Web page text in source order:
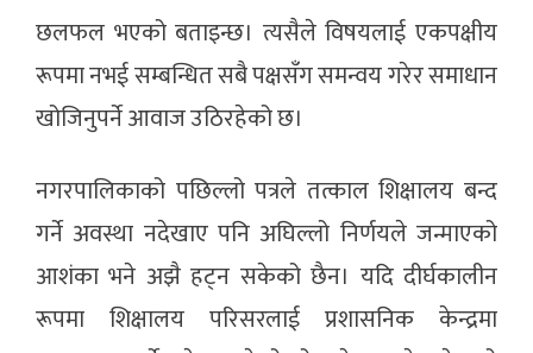
छलफल भएको बताइन्छ। त्यसैले विषयलाई एकपक्षीय
रूपमा नभई सम्बन्धित सबै पक्षसँग समन्वय गरेर समाधान
खोजिनुपर्ने आवाज उठिरहेको छ।
नगरपालिकाको पछिल्लो पत्रले तत्काल शिक्षालय बन्द
गर्ने अवस्था नदेखाए पनि अघिल्लो निर्णयले जन्माएको
आशंका भने अझै हट्न सकेको छैन। यदि दीर्घकालीन
रूपमा शिक्षालय परिसरलाई प्रशासनिक केन्द्रमा